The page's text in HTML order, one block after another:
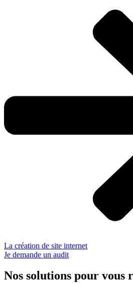
La création de site internet
Je demande un audit
Nos solutions pour vous